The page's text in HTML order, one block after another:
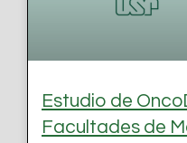
Estudio de
Facultades de